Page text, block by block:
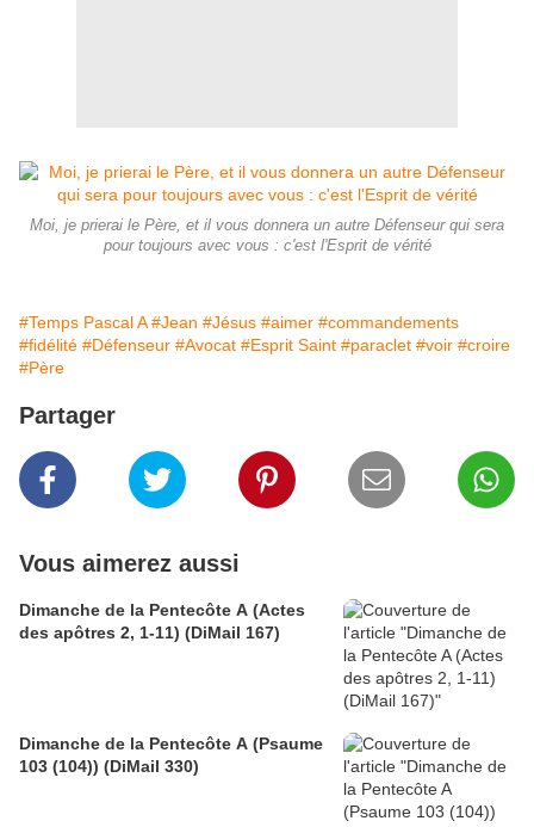
Moi, je prierai le Père, et il vous donnera un autre Défenseur qui sera
pour toujours avec vous : c'est l'Esprit de vérité
#Temps Pascal A #Jean #Jésus #aimer #commandements
#fidélité #Défenseur #Avocat #Esprit Saint #paraclet #voir #croire
#Père
Partager
Vous aimerez aussi
Dimanche de la Pentecôte A (Actes
des apôtres 2, 1-11) (DiMail 167)
Dimanche de la Pentecôte A (Psaume
103 (104)) (DiMail 330)